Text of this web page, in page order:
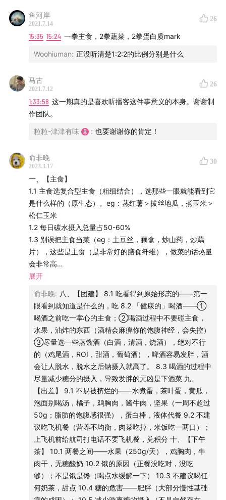
版权声明
除非特别说明，收录、引用、转载本站内容必须遵循津津
乐道播客网络的
系，否则我们视为您已同意了版权声明。
不超过15g，酒精的量是这样计算的：摄取量(ml)X 度数X
0.8，算一把，估计一下吧。
总之，不鼓励主动、规律摄入一类致癌物哦。
如果你爱喝酒，那我们希望你只是抱着“追求酒精给你的快
来商家营销出来的错误想法哦～
100分钟的节目不足以全盘说清健康原则，在多人互动讨论
时也难免有些口误和遗漏，我们会在评论区及时更正和补充
说明。
鱼河岸
2021.7.14
26
15:35 15:24 一拳主食，2拳蔬菜，2拳蛋白质mark
Woohiuman: 正没听清楚1:2:2的比例分别是什么
马古
2021.7.12
26
1:33:58 这一期真的是喜欢听播客这件事意义的本身。谢谢制
作团队。
粒粒-津津有味 : 也要谢谢你的肯定！
俞非晚
2023.3.17
30
一、【主食】
1.1 主食选复合型主食（粗细结合），选那些一眼就能看到它
是什么样的（原生态）。eg：蒸红薯＞拔丝地瓜，煮玉米＞
松仁玉米
1.2 每日碳水摄入总量占50-60%
1.3 别误把主食当菜（eg：土豆丝，藕盒，炒山药，炒藕
片），这些是主食（是非常好的膳食纤维），做菜的话热量
会非常高
1.4 膳食搭配原则——
体的拳头和胃的比例是固定的
1.5 严格不能吃：反式脂肪，果葡糖浆（工业果糖），奶茶一
口都不要喝
二、【蔬菜】
2.1 生菜大部分是水分（膳食纤维很少），外卖的大部分轻食
搭配都不合理
2.2 蔬菜——尽量选择深色带叶子的，越丰富越好，多多益
2.3 蔬菜不容易吃多（很难达到标准的那个量），饱腹感特
别强。便秘多吃蔬菜
三、【蛋白质类】
3.1 肉——最简单选鸡蛋🥚（食源性胆固醇不会影响自体性胆
固醇；卵磷脂，胆固醇对身体是有益的。），一天7-8个都是
OK的
3.2 一个「科普」——肋排的脂肪含量＞肥肠的脂肪含量
展开
俞非晚: 八、【团建】 8.1 吃看得到原始形态的——第一
眼看到就知道是什么的，吃 8.2 「健康的」喝酒——①
喝酒之前吃一掌心的主食；②喝酒过程中不要碰主食，
水果，油炸的东西（酒精会麻痹你的饱腹神经，会失控）
③尽量选一些蒸馏酒（白酒，清酒，烧酒），绝对不行
的（鸡尾酒，ROI，甜酒，葡萄酒），啤酒容易发胖，酒
会让人脱水，脱水之后钠摄入就高了。 8.3 喝酒的过程中
尽量减少糖分的摄入，导致发胖的元凶是下酒菜 九、
【出差】 9.1 不易被挤烂的——水煮蛋，茶叶蛋，黄瓜，
泡面别喝汤，橘子，鸡胸肉，酱牛肉，坚果（一周不超过
50g；脂肪的饱腹感很强），蛋白棒，液体代餐 9.2 不建
议吃飞机餐（营养不均衡，肉菜吃掉，米饭吃一两口）；
上飞机前给航司打电话不要飞机餐，兑积分 十、【下午
茶】 10.1 两餐之间——水果（250g/天），鸡胸肉，牛
肉干，无糖酸奶 10.2 饿的原因（正餐没吃对，没吃
够）；不是饿是馋（喝点水缓解一下） 10.3 不建议喝任
何奶茶，甜点 10.4 糖的危害——肥胖（大部分慢性基础